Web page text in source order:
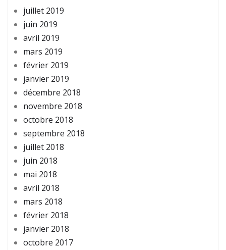
juillet 2019
juin 2019
avril 2019
mars 2019
février 2019
janvier 2019
décembre 2018
novembre 2018
octobre 2018
septembre 2018
juillet 2018
juin 2018
mai 2018
avril 2018
mars 2018
février 2018
janvier 2018
octobre 2017